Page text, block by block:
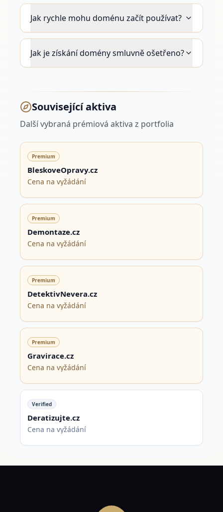
Jak rychle mohu doménu začít používat?
Jak je získání domény smluvně ošetřeno?
Související aktiva
Další vybraná prémiová aktiva z portfolia
Premium
BleskoveOpravy.cz
Cena na vyžádání
Premium
Demontaze.cz
Cena na vyžádání
Premium
DetektivNevera.cz
Cena na vyžádání
Premium
Gravirace.cz
Cena na vyžádání
Verified
Deratizujte.cz
Cena na vyžádání